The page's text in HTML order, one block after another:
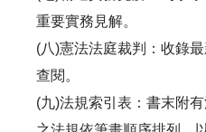
重要實務見解。
(八)憲法法庭裁判：收錄
查閱。
(九)法規索引表：書末附